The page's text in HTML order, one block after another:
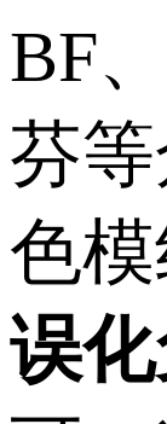
BF
芬
色模
误